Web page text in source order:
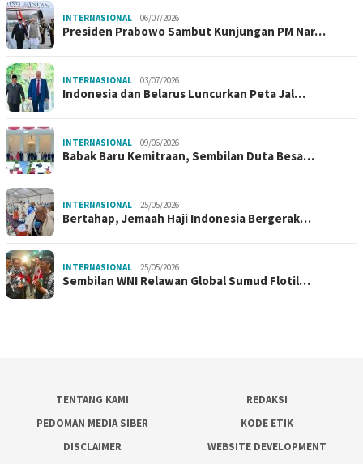
INTERNASIONAL 06/07/2026
Presiden Prabowo Sambut Kunjungan PM Nar…
INTERNASIONAL 03/07/2026
Indonesia dan Belarus Luncurkan Peta Jal…
INTERNASIONAL 09/06/2026
Babak Baru Kemitraan, Sembilan Duta Besa…
INTERNASIONAL 25/05/2026
Bertahap, Jemaah Haji Indonesia Bergerak…
INTERNASIONAL 25/05/2026
Sembilan WNI Relawan Global Sumud Flotil…
TENTANG KAMI
REDAKSI
PEDOMAN MEDIA SIBER
KODE ETIK
DISCLAIMER
WEBSITE DEVELOPMENT